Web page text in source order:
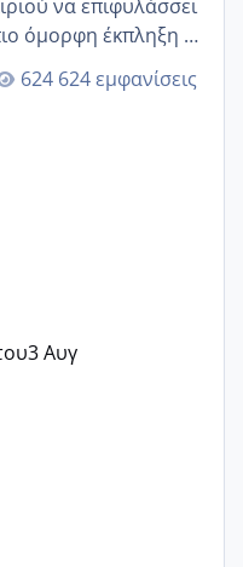
να επιφυλάσσει
όμορφη έκπληξη 🧿
@Παρασκευαιδου
@Christi.D.
624 εμφανίσεις
3 Αυγ